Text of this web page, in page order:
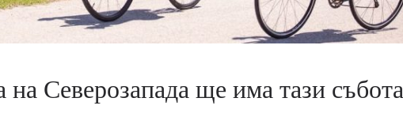
на Северозапада ще има тази събота